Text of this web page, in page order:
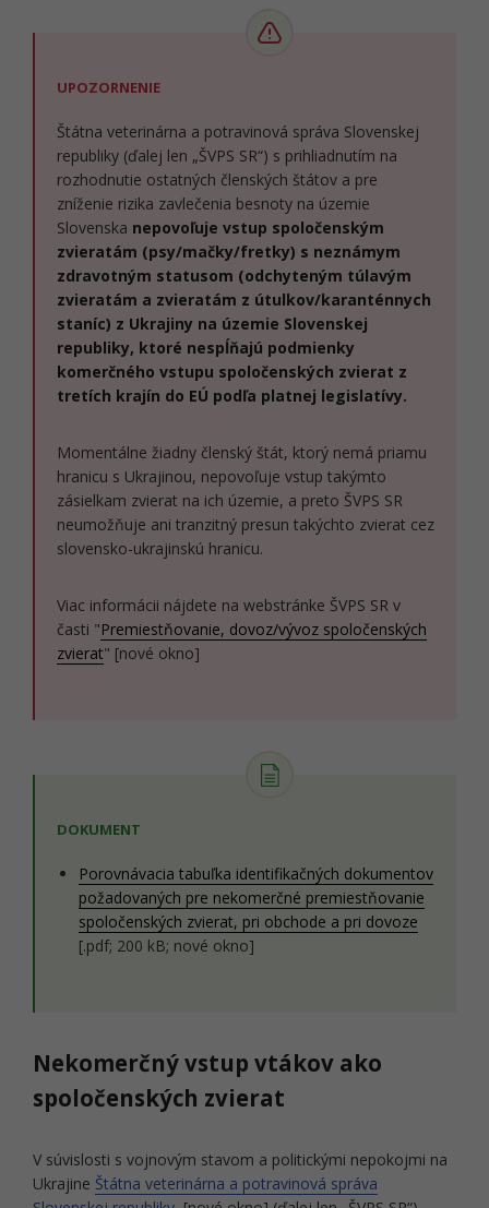
UPOZORNENIE
Štátna veterinárna a potravinová správa Slovenskej
republiky (ďalej len „ŠVPS SR“) s prihliadnutím na
rozhodnutie ostatných členských štátov a pre
zníženie rizika zavlečenia besnoty na územie
Slovenska nepovoľuje vstup spoločenským
zvieratám (psy/mačky/fretky) s neznámym
zdravotným statusom (odchyteným túlavým
zvieratám a zvieratám z útulkov/karanténnych
staníc) z Ukrajiny na územie Slovenskej
republiky, ktoré nespĺňajú podmienky
komerčného vstupu spoločenských zvierat z
tretích krajín do EÚ podľa platnej legislatívy.
Momentálne žiadny členský štát, ktorý nemá priamu
hranicu s Ukrajinou, nepovoľuje vstup takýmto
zásielkam zvierat na ich územie, a preto ŠVPS SR
neumožňuje ani tranzitný presun takýchto zvierat cez
slovensko-ukrajinskú hranicu.
Viac informácii nájdete na webstránke ŠVPS SR v
časti "Premiestňovanie, dovoz/vývoz spoločenských
zvierat" [nové okno]
DOKUMENT
Porovnávacia tabuľka identifikačných dokumentov
požadovaných pre nekomerčné premiestňovanie
spoločenských zvierat, pri obchode a pri dovoze
[.pdf; 200 kB; nové okno]
Nekomerčný vstup vtákov ako
spoločenských zvierat
V súvislosti s vojnovým stavom a politickými nepokojmi na
Ukrajine Štátna veterinárna a potravinová správa